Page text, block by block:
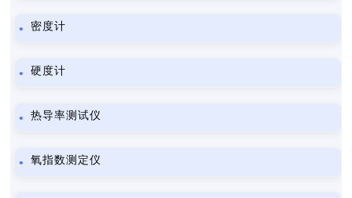
密度计
硬度计
热导率测试仪
氧指数测定仪